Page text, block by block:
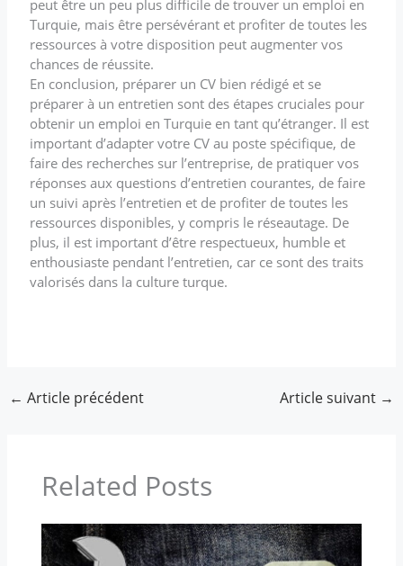
peut être un peu plus difficile de trouver un emploi en
Turquie, mais être persévérant et profiter de toutes les
ressources à votre disposition peut augmenter vos
chances de réussite.
En conclusion, préparer un CV bien rédigé et se
préparer à un entretien sont des étapes cruciales pour
obtenir un emploi en Turquie en tant qu’étranger. Il est
important d’adapter votre CV au poste spécifique, de
faire des recherches sur l’entreprise, de pratiquer vos
réponses aux questions d’entretien courantes, de faire
un suivi après l’entretien et de profiter de toutes les
ressources disponibles, y compris le réseautage. De
plus, il est important d’être respectueux, humble et
enthousiaste pendant l’entretien, car ce sont des traits
valorisés dans la culture turque.
← Article précédent Article suivant →
Related Posts